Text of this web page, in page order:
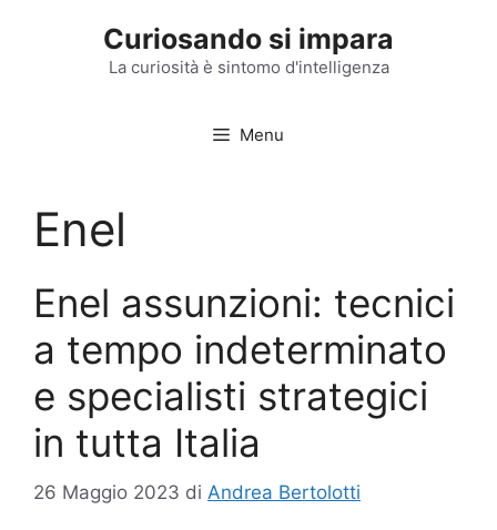
Curiosando si impara
La curiosità è sintomo d'intelligenza
Menu
Enel
Enel assunzioni: tecnici
a tempo indeterminato
e specialisti strategici
in tutta Italia
26 Maggio 2023 di Andrea Bertolotti